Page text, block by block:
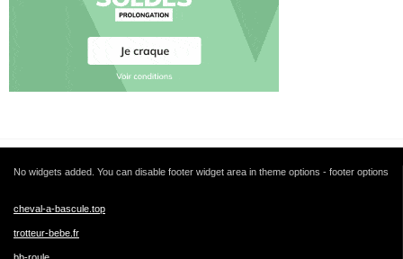
No widgets added. You can disable footer widget area in theme options - footer options
cheval-a-bascule.top
trotteur-bebe.fr